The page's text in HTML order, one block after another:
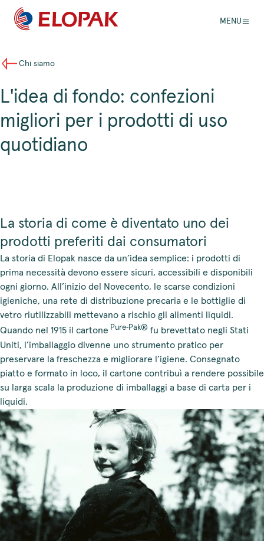
MENU
Chi siamo
L'idea di fondo: confezioni
migliori per i prodotti di uso
quotidiano
La storia di come è diventato uno dei
prodotti preferiti dai consumatori
La storia di Elopak nasce da un’idea semplice: i prodotti di
prima necessità devono essere sicuri, accessibili e disponibili
ogni giorno. All’inizio del Novecento, le scarse condizioni
igieniche, una rete di distribuzione precaria e le bottiglie di
vetro riutilizzabili mettevano a rischio gli alimenti liquidi.
Quando nel 1915 il cartone Pure‑Pak® fu brevettato negli Stati
Uniti, l’imballaggio divenne uno strumento pratico per
preservare la freschezza e migliorare l’igiene. Consegnato
piatto e formato in loco, il cartone contribuì a rendere possibile
su larga scala la produzione di imballaggi a base di carta per i
liquidi.